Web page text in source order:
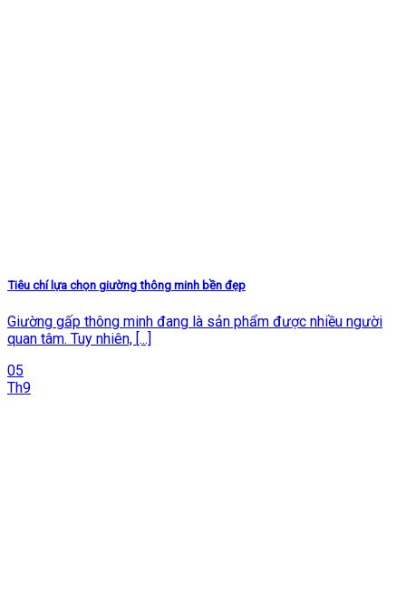
Tiêu chí lựa chọn giường thông minh bền đẹp
Giường gấp thông minh đang là sản phẩm được nhiều người
quan tâm. Tuy nhiên, [...]
05
Th9